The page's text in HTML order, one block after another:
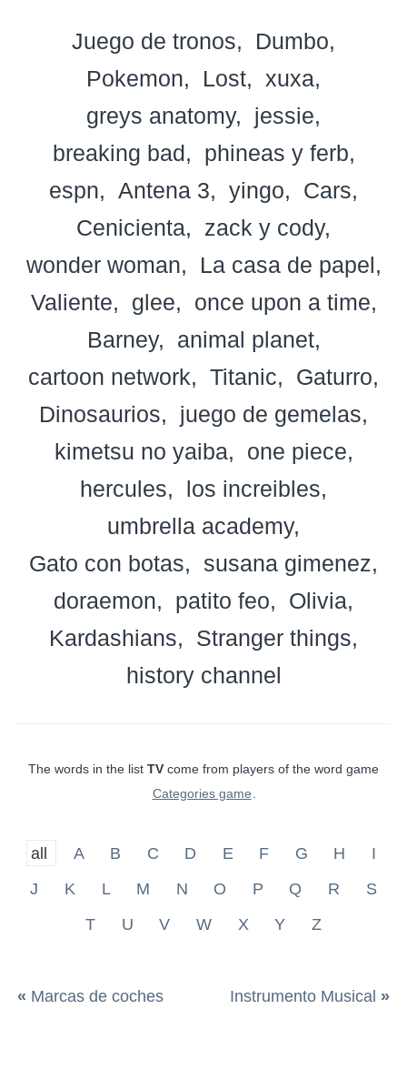
Juego de tronos
Dumbo
Pokemon
Lost
xuxa
greys anatomy
jessie
breaking bad
phineas y ferb
espn
Antena 3 yingo
Cars
Cenicienta
zack y cody
wonder woman
La casa de papel
Valiente
glee
once upon a time
Barney
animal planet
cartoon network
Titanic
Gaturro
Dinosaurios
juego de gemelas
kimetsu no yaiba
one piece
hercules
los increibles
umbrella academy
Gato con botas
susana gimenez
doraemon
patito feo
Olivia
Kardashians
Stranger things
history channel
The words in the list TV come from players of the word game
Categories game
all A B C D E F G H
I
J
K L M N O P Q R
S
T
U V W X Y Z
« Marcas de coches Instrumento Musical »